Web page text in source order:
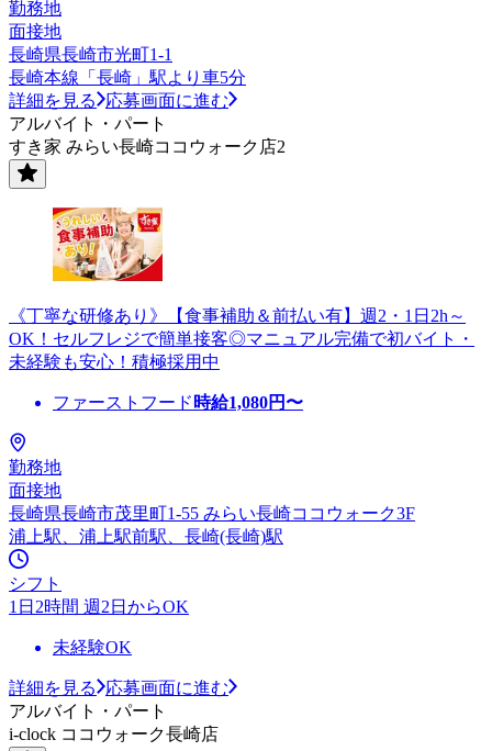
勤務地
面接地
長崎県長崎市光町1-1
長崎本線「長崎」駅より車5分
詳細を見る
応募画面に進む
アルバイト・パート
すき家 みらい長崎ココウォーク店2
《丁寧な研修あり》【食事補助＆前払い有】週2・1日2h～
OK！セルフレジで簡単接客◎マニュアル完備で初バイト・
未経験も安心！積極採用中
ファーストフード 時給1,080円〜
勤務地
面接地
長崎県長崎市茂里町1-55 みらい長崎ココウォーク3F
浦上駅、浦上駅前駅、長崎(長崎)駅
シフト
1日2時間 週2日からOK
未経験OK
詳細を見る
応募画面に進む
アルバイト・パート
i-clock ココウォーク長崎店